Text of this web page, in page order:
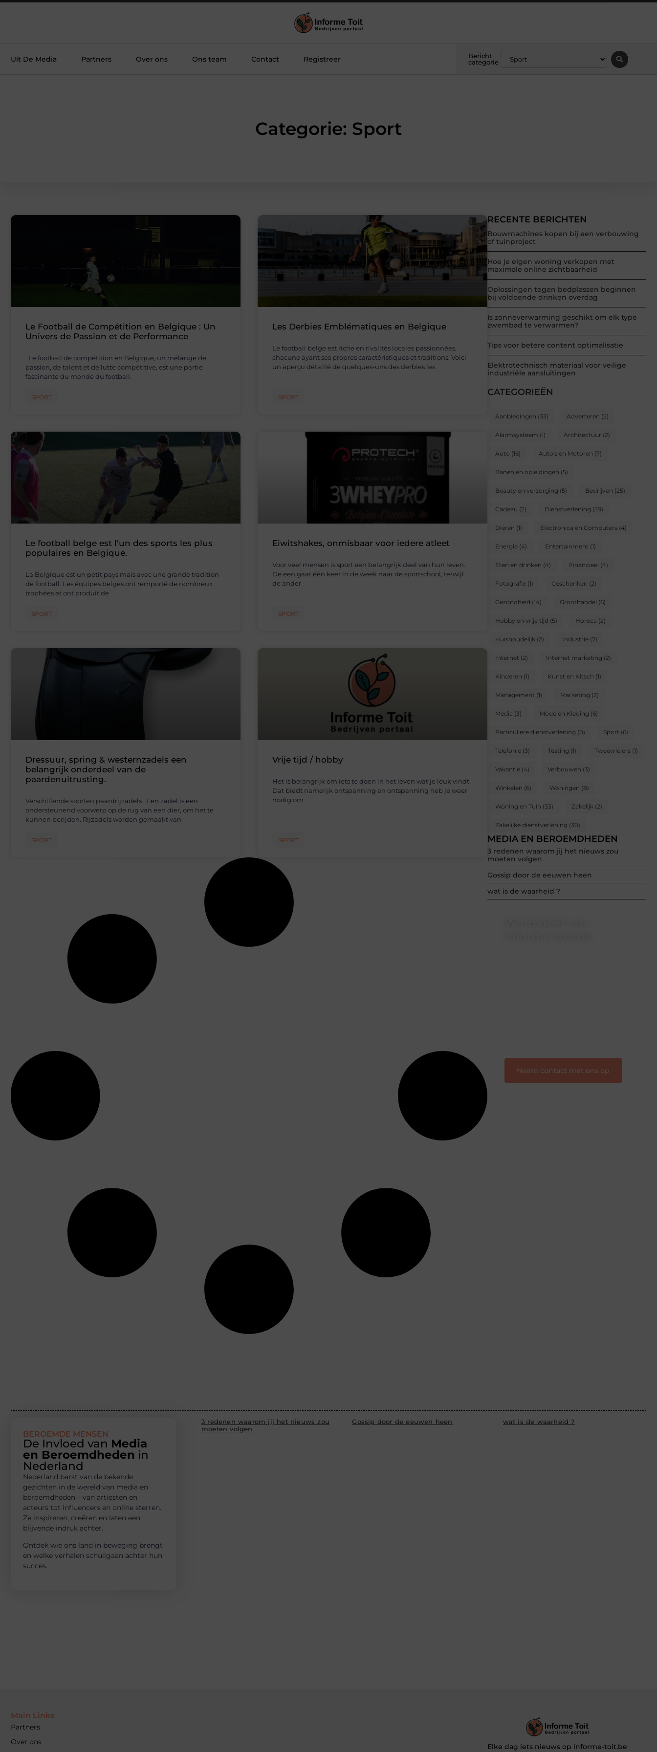
Uit De Media Partners Over ons Ons team Contact Registreer
Bericht
categorie
Categorie: Sport
RECENTE BERICHTEN
Bouwmachines kopen bij een verbouwing
of tuinproject
Hoe je eigen woning verkopen met
maximale online zichtbaarheid
Oplossingen tegen bedplassen beginnen
bij voldoende drinken overdag
Is zonneverwarming geschikt om elk type
zwembad te verwarmen?
Tips voor betere content optimalisatie
Elektrotechnisch materiaal voor veilige
industriële aansluitingen
CATEGORIEËN
Aanbiedingen (33) Adverteren (2)
Alarmsysteem (1) Architectuur (2)
Auto (16) Auto's en Motoren (7)
Banen en opleidingen (5)
Beauty en verzorging (5) Bedrijven (25)
Cadeau (2) Dienstverlening (39)
Dieren (1) Electronica en Computers (4)
Energie (4) Entertainment (1)
Eten en drinken (4) Financieel (4)
Fotografie (1) Geschenken (2)
Gezondheid (14) Groothandel (6)
Hobby en vrije tijd (5) Horeca (2)
Huishoudelijk (2) Industrie (7)
Internet (2) Internet marketing (2)
Kinderen (1) Kunst en Kitsch (1)
Management (1) Marketing (2)
Media (3) Mode en Kleding (6)
Particuliere dienstverlening (8) Sport (6)
Telefonie (3) Testing (1) Tweewielers (1)
Vakantie (4) Verbouwen (3)
Winkelen (6) Woningen (8)
Woning en Tuin (33) Zakelijk (2)
Zakelijke dienstverlening (30)
MEDIA EN BEROEMDHEDEN
3 redenen waarom jij het nieuws zou
moeten volgen
Gossip door de eeuwen heen
wat is de waarheid ?
Neem contact met ons op
Le Football de Compétition en Belgique : Un
Univers de Passion et de Performance
Le football de compétition en Belgique, un mélange de
passion, de talent et de lutte compétitive, est une partie
fascinante du monde du football.
SPORT
Les Derbies Emblématiques en Belgique
Le football belge est riche en rivalités locales passionnées,
chacune ayant ses propres caractéristiques et traditions. Voici
un aperçu détaillé de quelques-uns des derbies les
SPORT
Le football belge est l'un des sports les plus
populaires en Belgique.
La Belgique est un petit pays mais avec une grande tradition
de football. Les équipes belges ont remporté de nombreux
trophées et ont produit de
SPORT
Eiwitshakes, onmisbaar voor iedere atleet
Voor veel mensen is sport een belangrijk deel van hun leven.
De een gaat één keer in de week naar de sportschool, terwijl
de ander
SPORT
Dressuur, spring & westernzadels een
belangrijk onderdeel van de
paardenuitrusting.
Verschillende soorten paardrijzadels Een zadel is een
ondersteunend voorwerp op de rug van een dier, om het te
kunnen berijden. Rijzadels worden gemaakt van
SPORT
Vrije tijd / hobby
Het is belangrijk om iets te doen in het leven wat je leuk vindt.
Dat biedt namelijk ontspanning en ontspanning heb je weer
nodig om
SPORT
BEROEMDE MENSEN
De Invloed van Media
en Beroemdheden in
Nederland
Nederland barst van de bekende
gezichten in de wereld van media en
beroemdheden – van artiesten en
acteurs tot influencers en online sterren.
Ze inspireren, creëren en laten een
blijvende indruk achter.
Ontdek wie ons land in beweging brengt
en welke verhalen schuilgaan achter hun
succes.
3 redenen waarom jij het nieuws zou
moeten volgen
Gossip door de eeuwen heen wat is de waarheid ?
Main Links
Partners
Over ons
Elke dag iets nieuws op informe-toit.be